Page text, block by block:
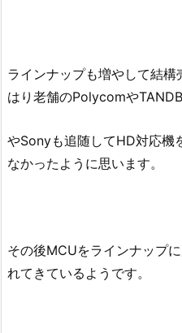
ラインナップも増やして結
はり老舗のPolycomや
やSonyも追随してHD対応機
なかったように思います。
その後MCUをラインナップ
れてきているようです。